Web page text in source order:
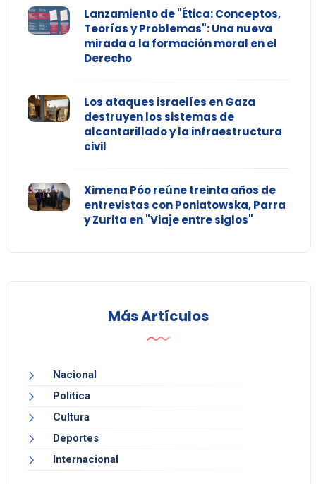
Lanzamiento de "Ética: Conceptos,
Teorías y Problemas": Una nueva
mirada a la formación moral en el
Derecho
Los ataques israelíes en Gaza
destruyen los sistemas de
alcantarillado y la infraestructura
civil
Ximena Póo reúne treinta años de
entrevistas con Poniatowska, Parra
y Zurita en "Viaje entre siglos"
Más Artículos
Nacional
Política
Cultura
Deportes
Internacional